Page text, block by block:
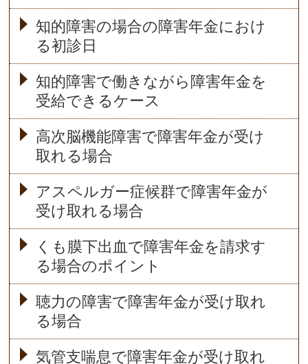
知的障害の場合の障害年金におけ
る初診日
知的障害で働きながら障害年金を
受給できるケース
高次脳機能障害で障害年金が受け
取れる場合
アスペルガー症候群で障害年金が
受け取れる場合
くも膜下出血で障害年金を請求す
る場合のポイント
聴力の障害で障害年金が受け取れ
る場合
気管支喘息で障害年金が受け取れ